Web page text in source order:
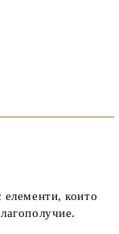
ден.
елементи, които